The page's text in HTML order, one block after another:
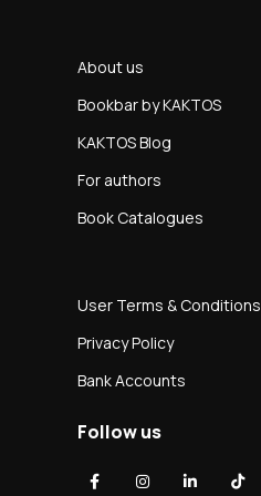
About us
Bookbar by KAKTOS
KAKTOS Blog
For authors
Book Catalogues
User Terms & Conditions
Privacy Policy
Bank Accounts
Follow us